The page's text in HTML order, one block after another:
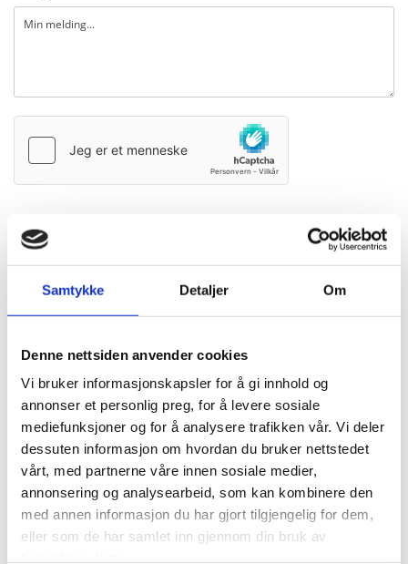
Samtykke Detaljer Om
Denne nettsiden anvender cookies
Vi bruker informasjonskapsler for å gi innhold og
annonser et personlig preg, for å levere sosiale
mediefunksjoner og for å analysere trafikken vår. Vi deler
dessuten informasjon om hvordan du bruker nettstedet
vårt, med partnerne våre innen sosiale medier,
annonsering og analysearbeid, som kan kombinere den
med annen informasjon du har gjort tilgjengelig for dem,
eller som de har samlet inn gjennom din bruk av
Hva gjør jeg om jeg har rotter?
Om du kjenner igjen ett eller flere av punktene over bør du
problemet kan ofte vokse ut av kontroll.
I tillegg til rotter, bekjemper vi også andre skadedyr som:
Insekter
Mus
Sølvkre